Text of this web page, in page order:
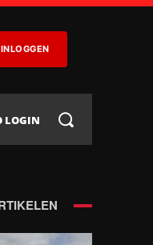
INLOGGEN
LOGIN